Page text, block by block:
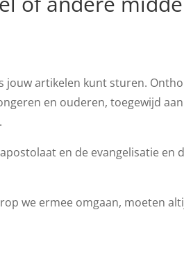
jouw artikelen kunt sturen.
en ouderen, toegewijd
en de evangelisatie
we ermee omgaan, moeten